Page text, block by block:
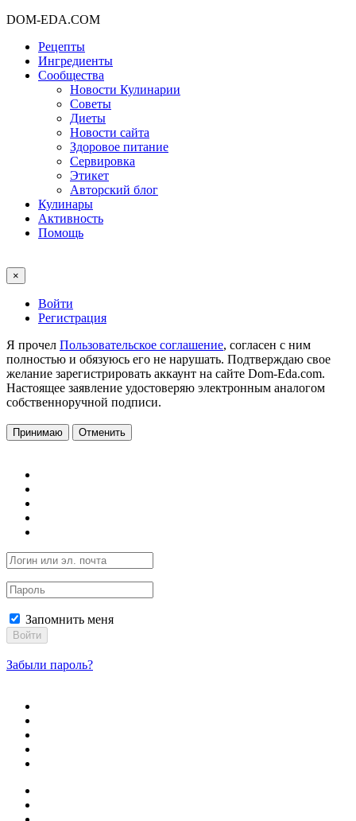
DOM-EDA.COM
Рецепты
Ингредиенты
Сообщества
Новости Кулинарии
Советы
Диеты
Новости сайта
Здоровое питание
Сервировка
Этикет
Авторский блог
Кулинары
Активность
Помощь
×
Войти
Регистрация
Я прочел Пользовательское соглашение, согласен с ним
полностью и обязуюсь его не нарушать. Подтверждаю свое
желание зарегистрировать аккаунт на сайте Dom-Eda.com.
Настоящее заявление удостоверяю электронным аналогом
собственноручной подписи.
Принимаю Отменить
Запомнить меня
Войти
Забыли пароль?